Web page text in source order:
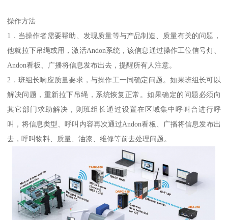
操作方法
1．当操作者需要帮助、发现质量等与产品制造、质量有关的问题，
他就拉下吊绳或用，激活Andon系统，该信息通过操作工位信号灯、
Andon看板、广播将信息发布出去，提醒所有人注意。
2．班组长响应质量要求，与操作工一同确定问题。如果班组长可以
解决问题，重新拉下吊绳，系统恢复正常。如果确定的问题必须向
其它部门求助解决，则班组长通过设置在区域集中呼叫台进行呼
叫，将信息类型、呼叫内容再次通过Andon看板、广播将信息发布出
去，呼叫物料、质量、油漆、维修等前去处理问题。